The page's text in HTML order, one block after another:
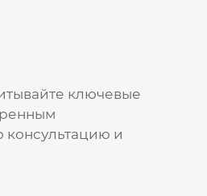
ключевые
консультацию и